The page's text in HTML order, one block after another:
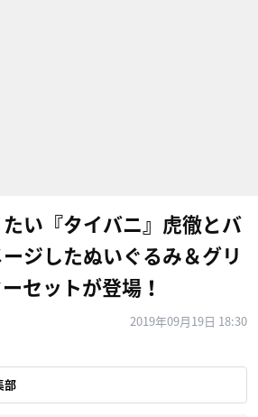
い『タイバニ』虎徹とバ
ジしたぬいぐるみ＆グリ
セットが登場！
2019年09月19日 18:30
部